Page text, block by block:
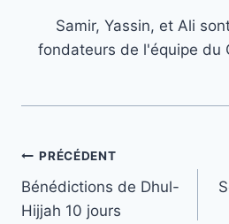
Samir, Yassin, et Ali
fondateurs de l'équipe du
Navigation
de
PRÉCÉDENT
Bénédictions de Dhul-
Hijjah 10 jours